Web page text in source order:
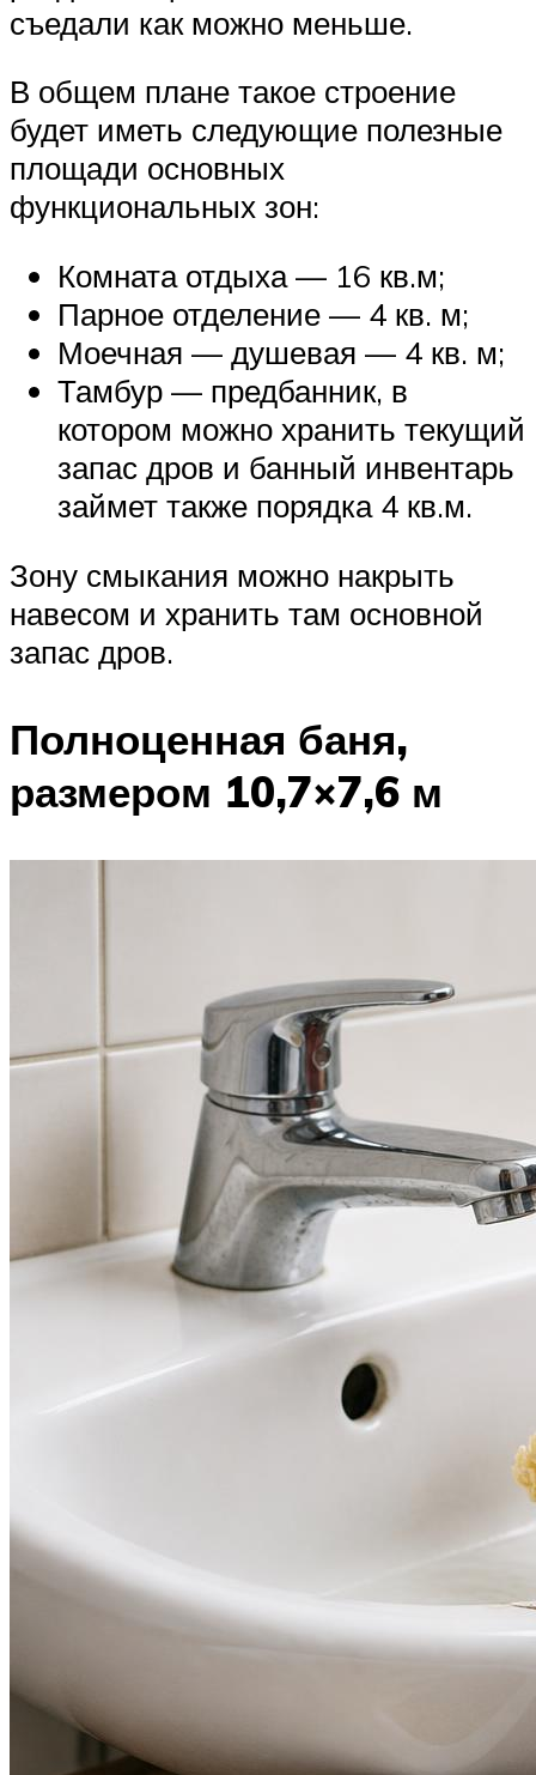
съедали как можно меньше.
В общем плане такое строение
будет иметь следующие полезные
площади основных
функциональных зон:
Комната отдыха — 16 кв.м;
Парное отделение — 4 кв. м;
Моечная — душевая — 4 кв. м;
Тамбур — предбанник, в
котором можно хранить текущий
запас дров и банный инвентарь
займет также порядка 4 кв.м.
Зону смыкания можно накрыть
навесом и хранить там основной
запас дров.
Полноценная баня,
размером 10,7×7,6 м